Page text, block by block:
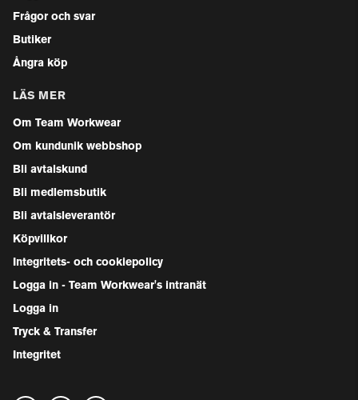
Frågor och svar
Butiker
Ångra köp
LÄS MER
Om Team Workwear
Om kundunik webbshop
Bli avtalskund
Bli medlemsbutik
Bli avtalsleverantör
Köpvillkor
Integritets- och cookiepolicy
Logga in - Team Workwear's intranät
Logga in
Tryck & Transfer
Integritet